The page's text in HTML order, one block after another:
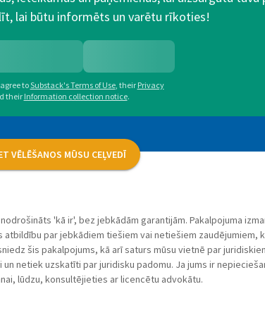
lai būtu informēts un varētu rīkoties!
toSubstack's Terms of Use, their Privacy
their Information collection notice.
VĒLĒŠANOS MŪSU CEĻVEDĪ
'kā ir', bez jebkādām garantijām. Pakalpojuma
atbildību par jebkādiem tiešiem vai netiešiem zaudējumiem,
šis pakalpojums, kā arī saturs mūsu vietnē par
netiek uzskatīti par juridisku padomu. Ja jums ir
lūdzu, konsultējieties ar licencētu advokātu.